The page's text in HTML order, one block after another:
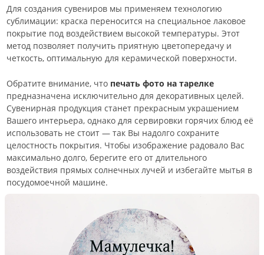
Для создания сувениров мы применяем технологию
сублимации: краска переносится на специальное лаковое
покрытие под воздействием высокой температуры. Этот
метод позволяет получить приятную цветопередачу и
четкость, оптимальную для керамической поверхности.
Обратите внимание, что печать фото на тарелке
предназначена исключительно для декоративных целей.
Сувенирная продукция станет прекрасным украшением
Вашего интерьера, однако для сервировки горячих блюд её
использовать не стоит — так Вы надолго сохраните
целостность покрытия. Чтобы изображение радовало Вас
максимально долго, берегите его от длительного
воздействия прямых солнечных лучей и избегайте мытья в
посудомоечной машине.